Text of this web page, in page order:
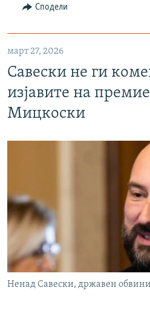
Сподели
март 27, 2026
Савески не ги
изјавите на
Мицкоски
Ненад Савески, државен